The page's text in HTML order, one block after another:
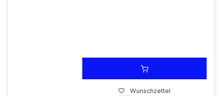
Wunschzettel